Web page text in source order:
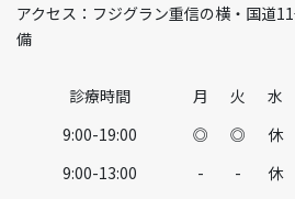
アクセス：フジグラン重信の横・国道
備
診療時間 月 火 水
9:00-19:00
◎ ◎ 休
9:00-13:00
- - 休